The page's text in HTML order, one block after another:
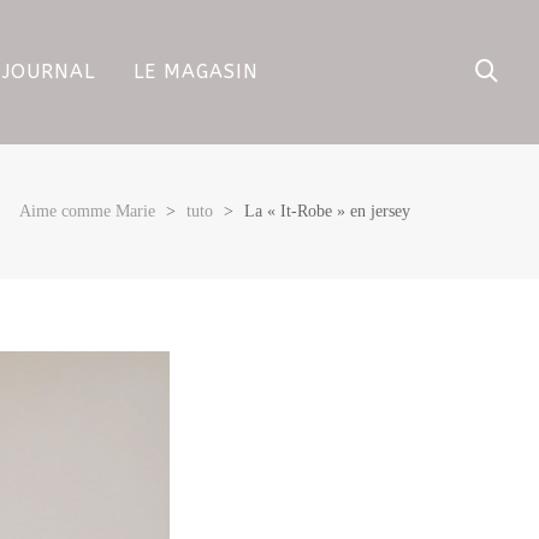
LE MAGASIN
Aime comme Marie > tuto > La « It-Robe » en jersey